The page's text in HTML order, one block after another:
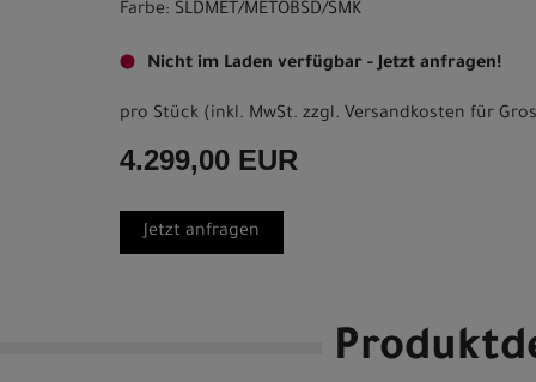
Farbe: SLDMET/METOBSD/SMK
Nicht im Laden verfügbar - Jetzt anfragen!
pro Stück (inkl. MwSt. zzgl. Versandkosten für
4.299,00 EUR
Jetzt anfragen